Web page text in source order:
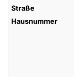
Straße
Hausnummer